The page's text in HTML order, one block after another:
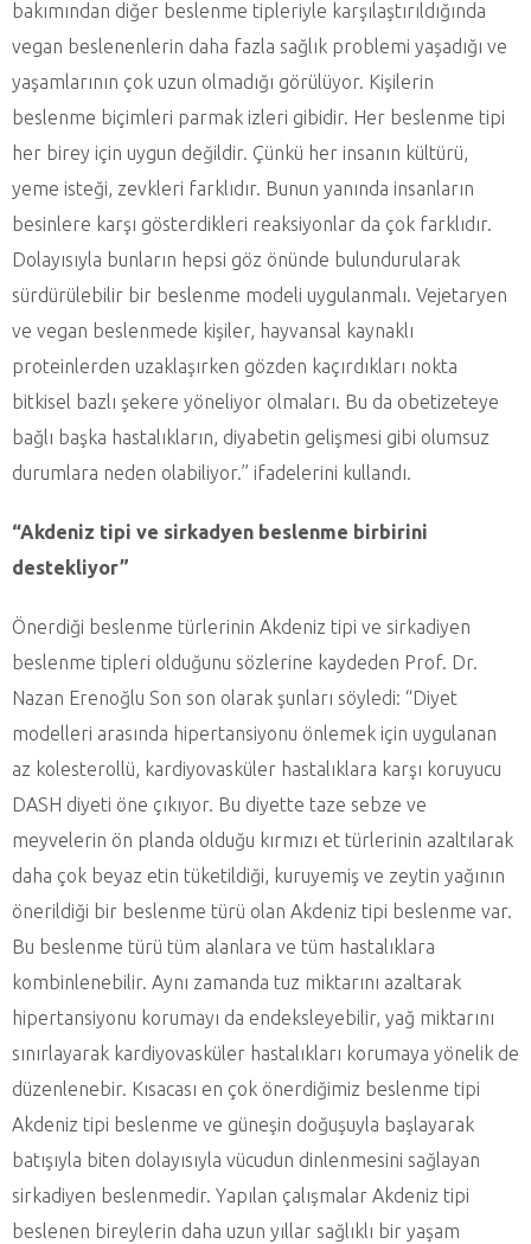
bakımından diğer beslenme tipleriyle karşılaştırıldığında
vegan beslenenlerin daha fazla sağlık problemi yaşadığı ve
yaşamlarının çok uzun olmadığı görülüyor. Kişilerin
beslenme biçimleri parmak izleri gibidir. Her beslenme tipi
her birey için uygun değildir. Çünkü her insanın kültürü,
yeme isteği, zevkleri farklıdır. Bunun yanında insanların
besinlere karşı gösterdikleri reaksiyonlar da çok farklıdır.
Dolayısıyla bunların hepsi göz önünde bulundurularak
sürdürülebilir bir beslenme modeli uygulanmalı. Vejetaryen
ve vegan beslenmede kişiler, hayvansal kaynaklı
proteinlerden uzaklaşırken gözden kaçırdıkları nokta
bitkisel bazlı şekere yöneliyor olmaları. Bu da obetizeteye
bağlı başka hastalıkların, diyabetin gelişmesi gibi olumsuz
durumlara neden olabiliyor.” ifadelerini kullandı.
“Akdeniz tipi ve sirkadyen beslenme birbirini
destekliyor”
Önerdiği beslenme türlerinin Akdeniz tipi ve sirkadiyen
beslenme tipleri olduğunu sözlerine kaydeden Prof. Dr.
Nazan Erenoğlu Son son olarak şunları söyledi: “Diyet
modelleri arasında hipertansiyonu önlemek için uygulanan
az kolesterollü, kardiyovasküler hastalıklara karşı koruyucu
DASH diyeti öne çıkıyor. Bu diyette taze sebze ve
meyvelerin ön planda olduğu kırmızı et türlerinin azaltılarak
daha çok beyaz etin tüketildiği, kuruyemiş ve zeytin yağının
önerildiği bir beslenme türü olan Akdeniz tipi beslenme var.
Bu beslenme türü tüm alanlara ve tüm hastalıklara
kombinlenebilir. Aynı zamanda tuz miktarını azaltarak
hipertansiyonu korumayı da endeksleyebilir, yağ miktarını
sınırlayarak kardiyovasküler hastalıkları korumaya yönelik de
düzenlenebir. Kısacası en çok önerdiğimiz beslenme tipi
Akdeniz tipi beslenme ve güneşin doğuşuyla başlayarak
batışıyla biten dolayısıyla vücudun dinlenmesini sağlayan
sirkadiyen beslenmedir. Yapılan çalışmalar Akdeniz tipi
beslenen bireylerin daha uzun yıllar sağlıklı bir yaşam